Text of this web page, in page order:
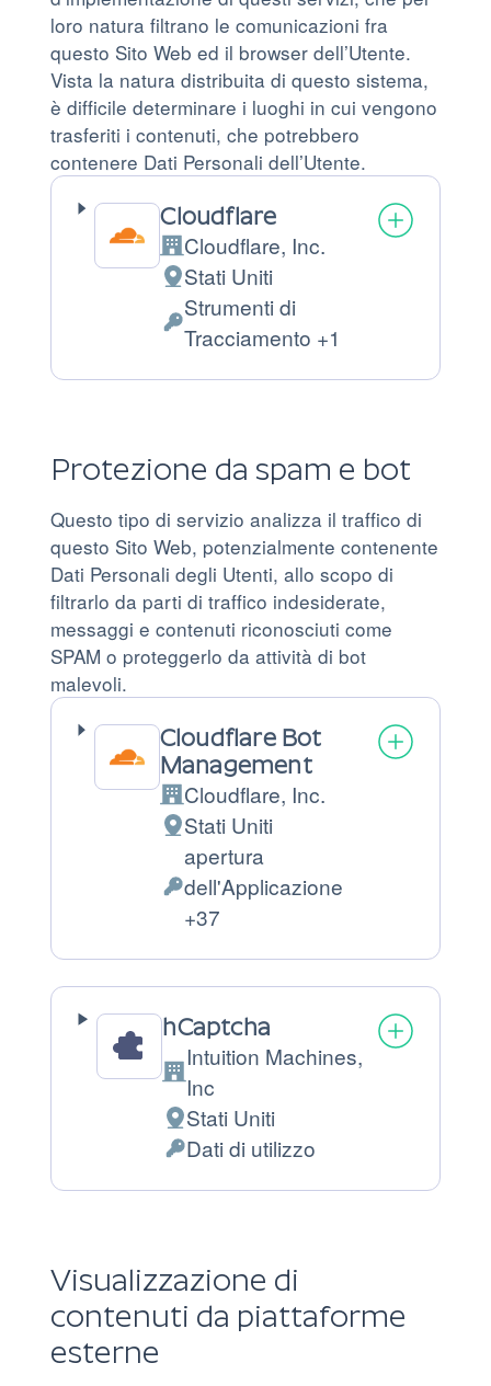
loro natura filtrano le comunicazioni fra
questo Sito Web ed il browser dell’Utente.
Vista la natura distribuita di questo sistema,
è difficile determinare i luoghi in cui vengono
trasferiti i contenuti, che potrebbero
contenere Dati Personali dell’Utente.
Cloudflare
Azienda:
Cloudflare, Inc.
Luogo
del
trattamento:
Stati Uniti
Dati
Strumenti di
Tracciamento +1
Protezione da spam e bot
Questo tipo di servizio analizza il traffico di
questo Sito Web, potenzialmente contenente
Dati Personali degli Utenti, allo scopo di
filtrarlo da parti di traffico indesiderate,
messaggi e contenuti riconosciuti come
SPAM o proteggerlo da attività di bot
malevoli.
Cloudflare Bot
Management
Azienda:
Cloudflare, Inc.
Luogo
del
trattamento:
Stati Uniti
Dati
Personali
trattati:
apertura
dell'Applicazione
+37
hCaptcha
Azienda:
Intuition Machines,
Inc
Luogo
del
trattamento:
Stati Uniti
Dati
Personali
Dati di utilizzo
Visualizzazione di
contenuti da piattaforme
esterne